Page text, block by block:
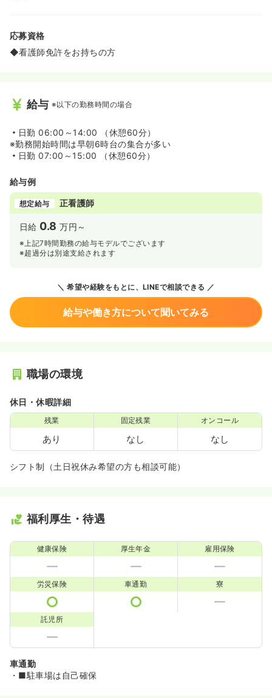
応募資格
◆看護師免許をお持ちの方
給与 ※以下の勤務時間の場合
日勤 06:00～14:00 （休憩60分）
※勤務開始時間は早朝6時台の集合が多い
日勤 07:00～15:00 （休憩60分）
給与例
想定給与 正看護師
日給 0.8 万円～
※上記7時間勤務の給与モデルでございます
※超過分は別途支給されます
希望や経験をもとに、LINEで相談できる
給与や働き方について聞いてみる
職場の環境
休日・休暇詳細
残業
あり
固定残業
なし
オンコール
なし
シフト制（土日祝休み希望の方も相談可能）
福利厚生・待遇
健康保険 厚生年金 雇用保険
労災保険 車通勤 寮
託児所
車通勤
・■駐車場は自己確保